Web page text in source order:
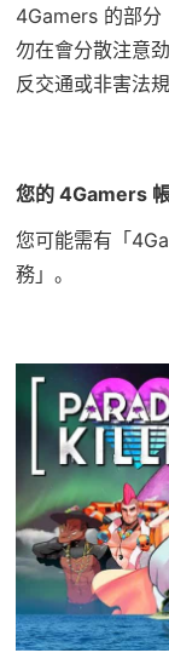
4Gamers 的部分
勿在會分散注意
反交通或非害法規
您的 4Gamers
您可能需有「
務」。